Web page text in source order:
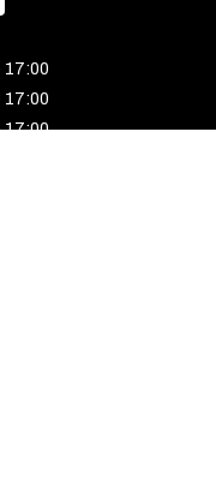
17:00
17:00
17:00